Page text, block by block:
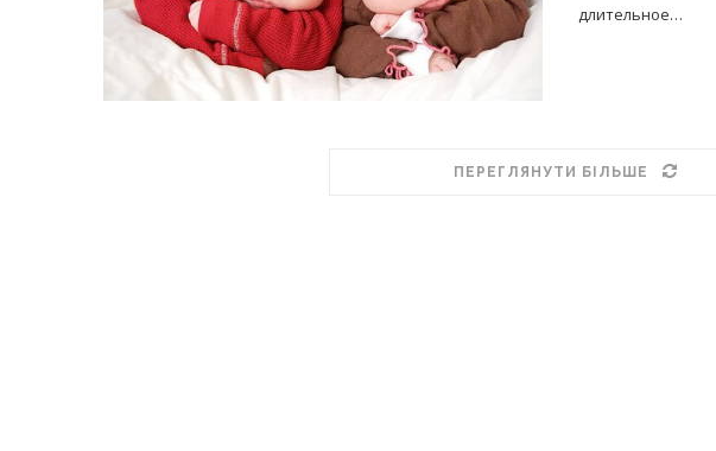
длительное…
ПЕРЕГЛЯНУТИ БІЛЬШЕ